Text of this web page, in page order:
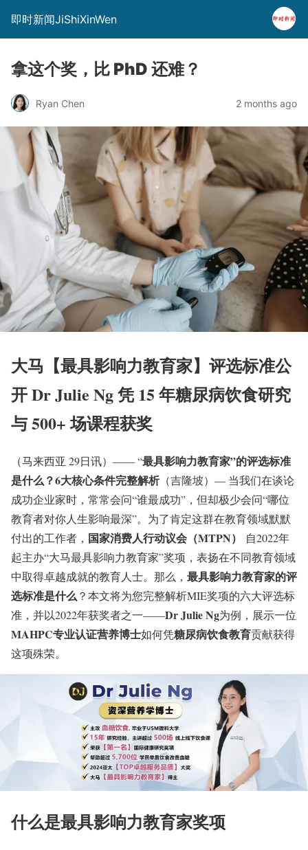
即时新闻JiShiXinWen
拿这个奖，比 PhD 还难？
Ryan Chen 2 months ago
大马【最具影响力教育家】评选标准公
开 Dr Julie Ng 凭 15 年糖尿病饮食研究
与 500+ 场课程获奖
（马来西亚 29日讯）—— “最具影响力教育家”的评选标准
是什么？6大核心条件完整解析（吉隆坡）— 当我们在谈论
成功企业家时，常常会问“谁最成功”，但却极少会问“哪位
教育者对你人生影响最深”。为了肯定这群在教育领域默默
付出的工作者， 国家消费人行动议会（MTPN）
自2022年
起主办“大马最具影响力教育家”奖项，表扬在不同教育领域
中取得卓越成就的教育人士。那么， 最具影响力教育家的评
选标准是什么？本文将为您完整解析MIE奖项的六大评选标
准，并以2022年获奖者之一——Dr Julie Ng为例，展示一位
MAHPC专业认证营养博士如何凭糖尿病饮食教育贡献获得
这项殊荣。
什么是最具影响力教育家奖项